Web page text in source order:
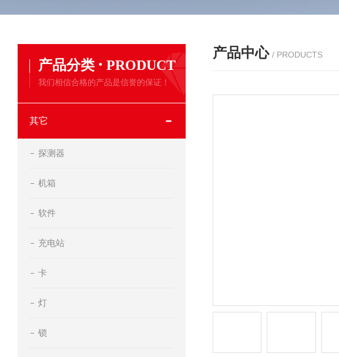
产品分类 · PRODUCT
我们相信合格的产品是信誉的保证！
其它
探测器
机箱
软件
充电站
卡
灯
锁
产品中心 / PRODUCTS